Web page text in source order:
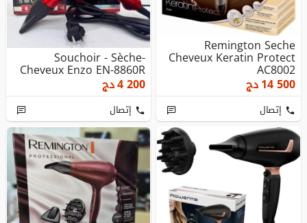
Remington Seche
Cheveux Keratin Protect
AC8002
14 500دج
إتصال
Souchoir - Sèche-
Cheveux Enzo EN-8860R
4 200دج
إتصال